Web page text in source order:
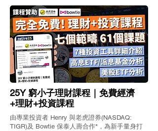
【點解買美股】認識美股
市場及三大指數，為什麼
要投資美國股票市場？
25Y 窮小子理財課程｜免費經濟
+理財+投資課程
由專業投資者 Henry 與老虎證券(NASDAQ:
TIGR)及 Bowtie 保泰人壽合作*，為新手量身打